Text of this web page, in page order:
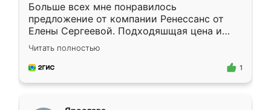
Больше всех мне понравилось
предложение от компании Ренессанс от
Елены Сергеевой. Подходяшщая цена и
короткие сроки изготовления. Приехавший
для замера сотрудник Владислав
предложил по моему эскизу самый
Читать полностью
1